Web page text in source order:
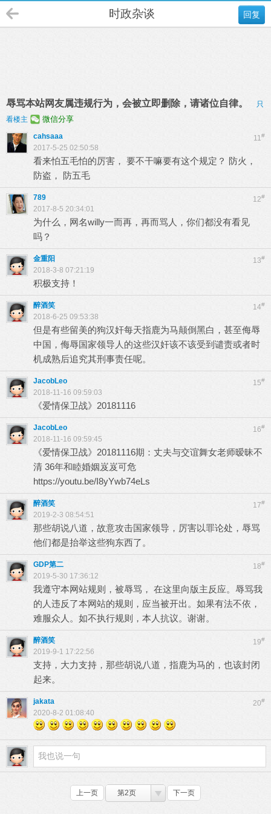
回复
时政杂谈
辱骂本站网友属违规行为，会被立即删除，请诸位自律。
只
看楼主
微信分享
11#
cahsaaa
2017-5-25 02:50:58
看来怕五毛怕的厉害， 要不干嘛要有这个规定？ 防火，
防盗， 防五毛
12#
789
2017-8-5 20:34:01
为什么，网名willy一而再，再而骂人，你们都没有看见
吗？
13#
金重阳
2018-3-8 07:21:19
积极支持！
14#
醉酒笑
2018-6-25 09:53:38
但是有些留美的狗汉奸每天指鹿为马颠倒黑白，甚至侮辱
中国，侮辱国家领导人的这些汉奸该不该受到谴责或者时
机成熟后追究其刑事责任呢。
15#
JacobLeo
2018-11-16 09:59:03
《爱情保卫战》20181116
16#
JacobLeo
2018-11-16 09:59:45
《爱情保卫战》20181116期：丈夫与交谊舞女老师暧昧不
清 36年和睦婚姻岌岌可危
https://youtu.be/I8yYwb74eLs
17#
醉酒笑
2019-2-3 08:54:51
那些胡说八道，故意攻击国家领导，厉害以罪论处，辱骂
他们都是抬举这些狗东西了。
18#
GDP第二
2019-5-30 17:36:12
我遵守本网站规则，被辱骂， 在这里向版主反应。辱骂我
的人违反了本网站的规则，应当被开出。如果有法不依，
难服众人。如不执行规则，本人抗议。谢谢。
19#
醉酒笑
2019-9-1 17:22:56
支持，大力支持，那些胡说八道，指鹿为马的，也该封闭
起来。
20#
jakata
2020-8-2 01:08:40
上一页 第2页 下一页